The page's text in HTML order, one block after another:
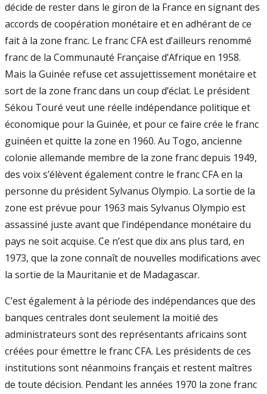
décide de rester dans le giron de la France en signant des
accords de coopération monétaire et en adhérant de ce
fait à la zone franc. Le franc CFA est d’ailleurs renommé
franc de la Communauté Française d’Afrique en 1958.
Mais la Guinée refuse cet assujettissement monétaire et
sort de la zone franc dans un coup d’éclat. Le président
Sékou Touré veut une réelle indépendance politique et
économique pour la Guinée, et pour ce faire crée le franc
guinéen et quitte la zone en 1960. Au Togo, ancienne
colonie allemande membre de la zone franc depuis 1949,
des voix s’élèvent également contre le franc CFA en la
personne du président Sylvanus Olympio. La sortie de la
zone est prévue pour 1963 mais Sylvanus Olympio est
assassiné juste avant que l’indépendance monétaire du
pays ne soit acquise. Ce n’est que dix ans plus tard, en
1973, que la zone connaît de nouvelles modifications avec
la sortie de la Mauritanie et de Madagascar.
C’est également à la période des indépendances que des
banques centrales dont seulement la moitié des
administrateurs sont des représentants africains sont
créées pour émettre le franc CFA. Les présidents de ces
institutions sont néanmoins français et restent maîtres
de toute décision. Pendant les années 1970 la zone franc